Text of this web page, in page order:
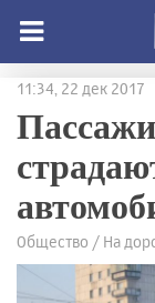
11:34, 22 дек 2017
Общество / На